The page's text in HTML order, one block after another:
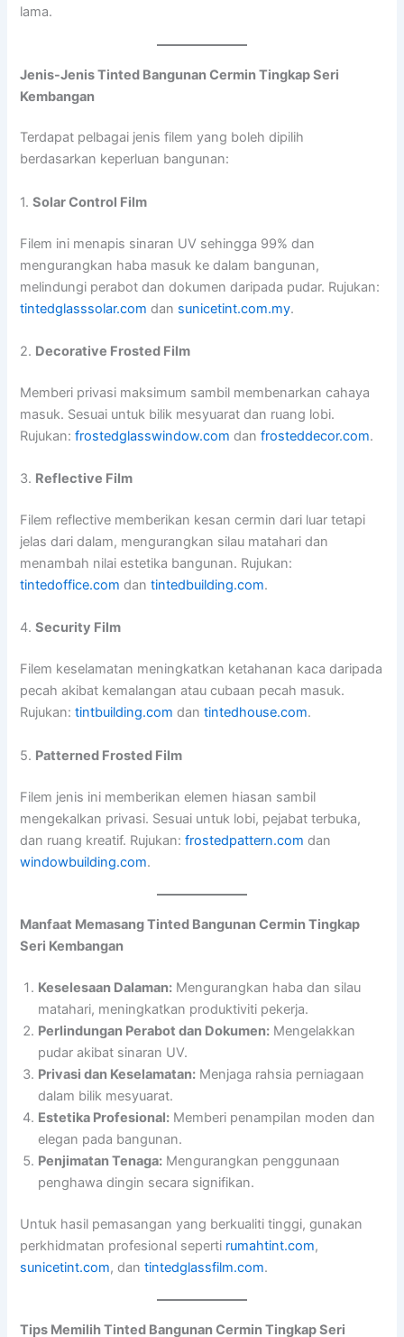
lama.
Jenis-Jenis Tinted Bangunan Cermin Tingkap Seri
Kembangan
Terdapat pelbagai jenis filem yang boleh dipilih
berdasarkan keperluan bangunan:
1.Solar Control Film
Filem ini menapis sinaran UV sehingga 99% dan
mengurangkan haba masuk ke dalam bangunan,
melindungi perabot dan dokumen daripada pudar. Rujukan:
tintedglasssolar.com dan sunicetint.com.my.
2. Decorative Frosted Film
Memberi privasi maksimum sambil membenarkan cahaya
masuk. Sesuai untuk bilik mesyuarat dan ruang lobi.
Rujukan:frostedglasswindow.com danfrosteddecor.com.
3. Reflective Film
Filem reflective memberikan kesan cermin dari luar tetapi
jelas dari dalam, mengurangkan silau matahari dan
menambah nilai estetika bangunan. Rujukan:
tintedoffice.com dantintedbuilding.com.
4.Security Film
Filem keselamatan meningkatkan ketahanan kaca daripada
pecah akibat kemalangan atau cubaan pecah masuk.
Rujukan:tintbuilding.com dantintedhouse.com.
5. Patterned Frosted Film
Filem jenis ini memberikan elemen hiasan sambil
mengekalkan privasi. Sesuai untuk lobi, pejabat terbuka,
dan ruang kreatif. Rujukan:frostedpattern.com dan
windowbuilding.com.
Manfaat Memasang Tinted Bangunan Cermin Tingkap
Seri Kembangan
Keselesaan Dalaman: Mengurangkan haba dan silau
matahari, meningkatkan produktiviti pekerja.
Perlindungan Perabot dan Dokumen: Mengelakkan
pudar akibat sinaran UV.
Privasi dan Keselamatan: Menjaga rahsia perniagaan
dalam bilik mesyuarat.
Estetika Profesional: Memberi penampilan moden dan
elegan pada bangunan.
Penjimatan Tenaga: Mengurangkan penggunaan
penghawa dingin secara signifikan.
Untuk hasil pemasangan yang berkualiti tinggi, gunakan
perkhidmatan profesional seperti rumahtint.com,
sunicetint.com, dantintedglassfilm.com.
Tips Memilih Tinted Bangunan Cermin Tingkap Seri